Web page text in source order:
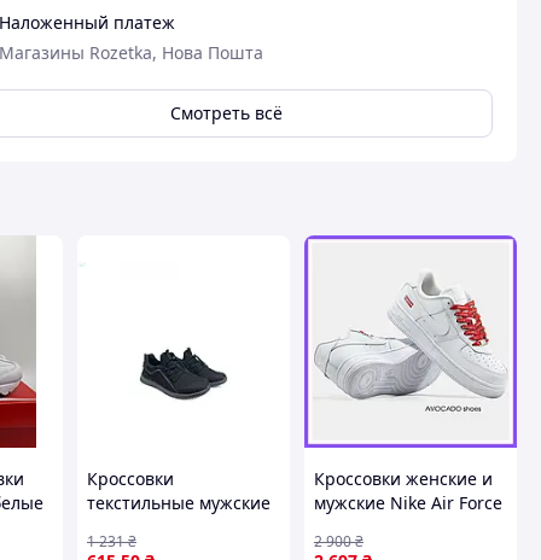
платеж
Rozetka, Нова Пошта
Смотреть всё
Кроссовки
текстильные мужские
отдыха и
1 231₴
Кроссовки женские и
мужские Nike Air Force
/ кроссовки Найк аир
2 900₴